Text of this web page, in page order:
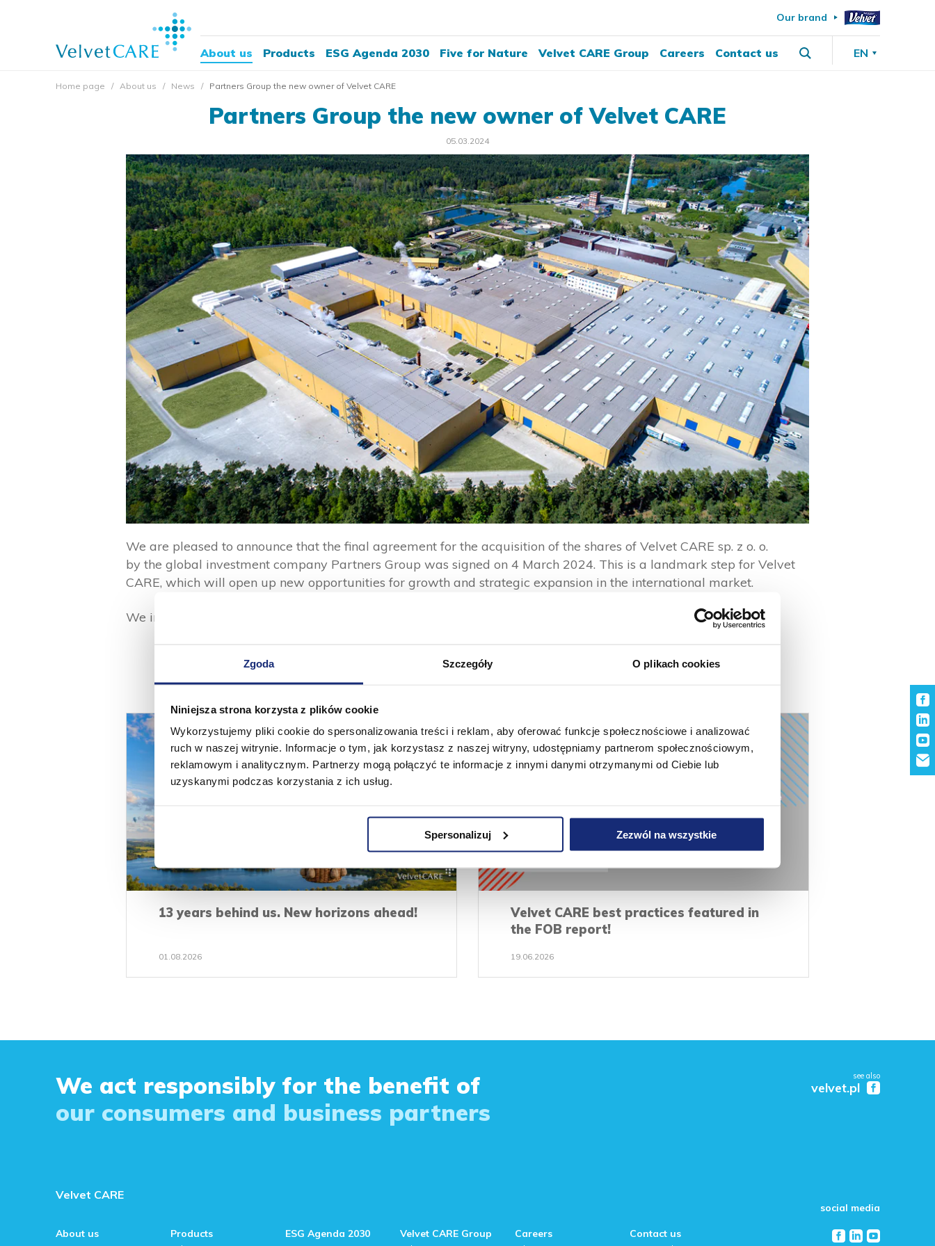
Zgoda Szczegóły O plikach cookies
Niniejsza strona korzysta z plików cookie
Wykorzystujemy pliki cookie do spersonalizowania treści i reklam, aby oferować funkcje społecznościowe i analizować
ruch w naszej witrynie. Informacje o tym, jak korzystasz z naszej witryny, udostępniamy partnerom społecznościowym,
reklamowym i analitycznym. Partnerzy mogą połączyć te informacje z innymi danymi otrzymanymi od Ciebie lub
uzyskanymi podczas korzystania z ich usług.
Spersonalizuj Zezwól na wszystkie
Our brand
About us Products ESG Agenda 2030 Five for Nature Velvet CARE Group Careers Contact us EN
Home page About us News Partners Group the new owner of Velvet CARE
Partners Group the new owner of Velvet CARE
05.03.2024
We are pleased to announce that the final agreement for the acquisition of the shares of Velvet CARE sp. z o. o.
by the global investment company Partners Group was signed on 4 March 2024. This is a landmark step for Velvet
CARE, which will open up new opportunities for growth and strategic expansion in the international market.
We invite you to read the details in our latest press release
See more
13 years behind us. New horizons ahead!
01.08.2026
Velvet CARE best practices featured in
the FOB report!
19.06.2026
We act responsibly for the benefit of
our consumers and business partners
see also
velvet.pl
Velvet CARE
About us Products ESG Agenda 2030 Velvet CARE Group Careers Contact us
social media